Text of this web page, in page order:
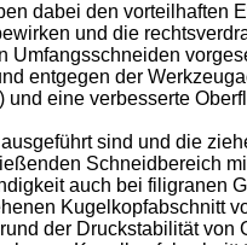
dabei den vorteilhaften
und die
Umfangsschneiden
entgegen der
eine verbesserte
sind und die
Schneidbereich
auch bei filigranen
Kugelkopfabschnitt
der Druckstabilität von